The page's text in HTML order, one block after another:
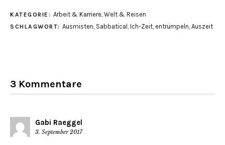
KATEGORIE: Arbeit & Karriere, Welt & Reisen
SCHLAGWORT: Ausmisten, Sabbatical , Ich-Zeit, entrümpeln, Auszeit
3 Kommentare
Gabi Raeggel
3. September 2017